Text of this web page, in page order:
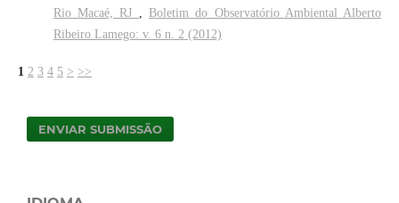
Rio Macaé, RJ
Boletim do Observatório Ambiental Alberto
Ribeiro Lamego: v. 6 n. 2 (2012)
1 2 3 4 5 > >>
ENVIAR SUBMISSÃO